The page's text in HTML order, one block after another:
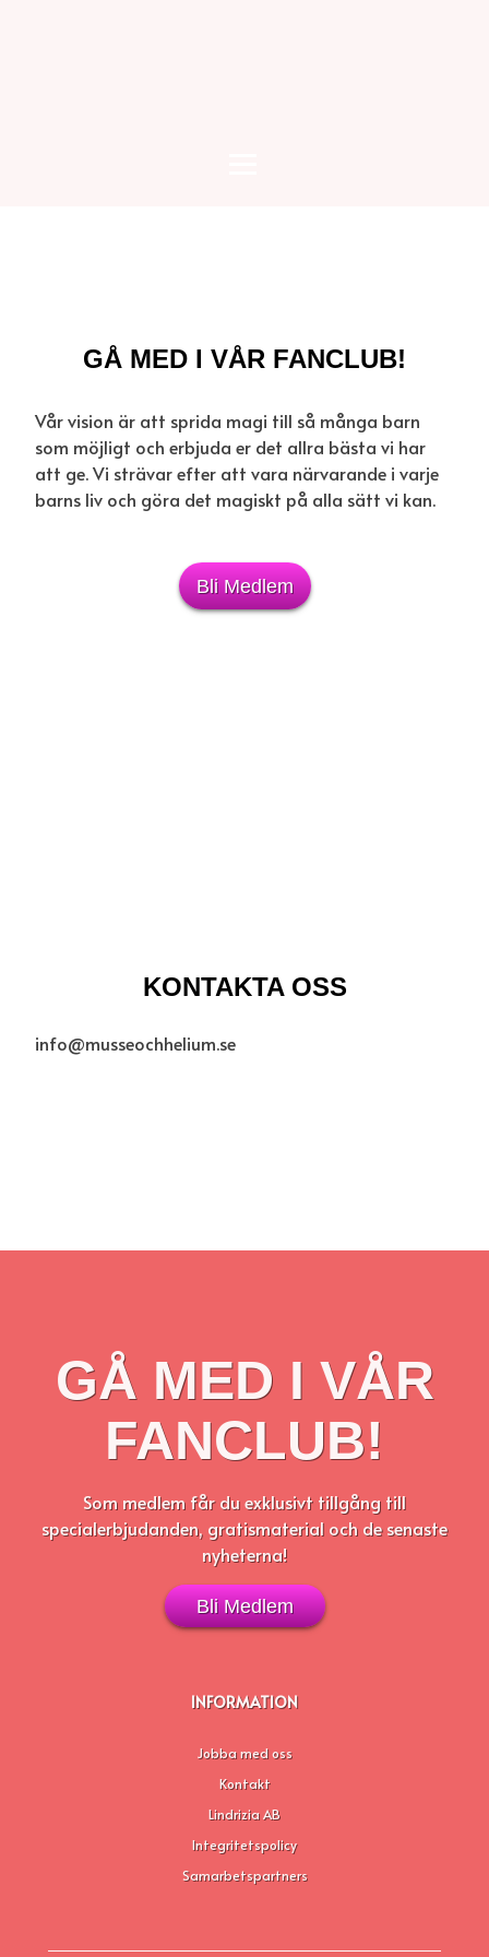
GÅ MED I VÅR FANCLUB!
Vår vision är att sprida magi till så många barn
som möjligt och erbjuda er det allra bästa vi har
att ge. Vi strävar efter att vara närvarande i varje
barns liv och göra det magiskt på alla sätt vi kan.
Bli Medlem
KONTAKTA OSS
info@musseochhelium.se
GÅ MED I VÅR
FANCLUB!
Som medlem får du exklusivt tillgång till
specialerbjudanden, gratismaterial och de senaste
nyheterna!
Bli Medlem
INFORMATION
Jobba med oss
Kontakt
Lindrizia AB
Integritetspolicy
Samarbetspartners